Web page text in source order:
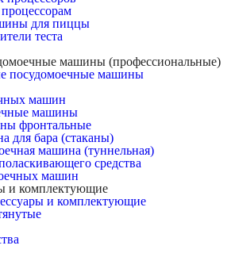
для пиццы
теста
машины (профессиональные)
посудомоечные машины
машин
машины
фронтальные
для бара (стаканы)
машина (туннельная)
средства
машин
и комплектующие
и комплектующие